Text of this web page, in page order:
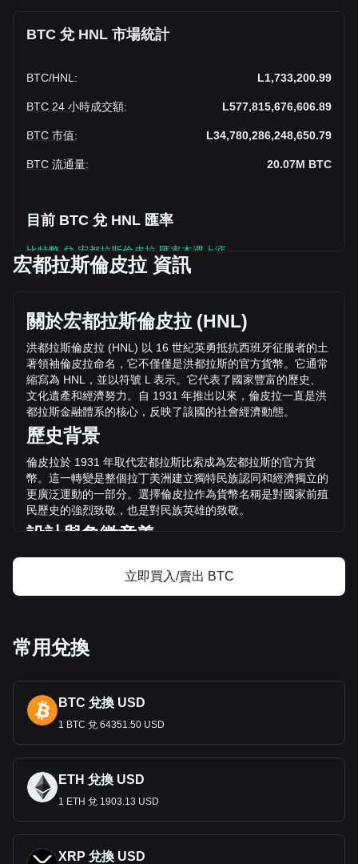
BTC 兌 HNL 市場統計
BTC/HNL : L1,733,200.99
BTC 24 小時成交額: L577,815,676,606.89
BTC 市值: L34,780,286,248,650.79
BTC 流通量: 20.07M BTC
目前 BTC 兌 HNL 匯率
比特幣 兌 宏都拉斯倫皮拉 匯率本週上漲。
比特幣 的目前價格是 L1,733,200.99 / BTC，總市值為
L34,780,286,248,650.79 HNL。 的交易量在過去24小時內下
跌了 比特幣%（L45,414,854,893.77 HNL），而同期
L532,400,821,713.11 的交易量為 +8.53 。
透過 Bitget 了解更多 比特幣 相關資訊
Bitcoin 價格
Bitcoin價格預測
什麼是 Bitcoin（BTC）？
比特幣 收益計算器
宏都拉斯倫皮拉 資訊
關於宏都拉斯倫皮拉 (HNL)
洪都拉斯倫皮拉 (HNL) 以 16 世紀英勇抵抗西班牙征服者的土
著領袖倫皮拉命名，它不僅僅是洪都拉斯的官方貨幣。它通常
縮寫為 HNL ，並以符號 L 表示。它代表了國家豐富的歷史、
文化遺產和經濟努力。自 1931 年推出以來，倫皮拉一直是洪
都拉斯金融體系的核心，反映了該國的社會經濟動態。
歷史背景
倫皮拉於 1931 年取代宏都拉斯比索成為宏都拉斯的官方貨
幣。這一轉變是整個拉丁美洲建立獨特民族認同和經濟獨立的
更廣泛運動的一部分。選擇倫皮拉作為貨幣名稱是對國家前殖
民歷史的強烈致敬，也是對民族英雄的致敬。
設計與象徵意義
洪都拉斯倫皮拉的設計體現了該國豐富的遺產。紙幣和硬幣上
印有宏都拉斯歷史上重要人物的圖像，包括前總統和民族英
經濟作用
投資。它的穩定性和價值對於經濟成長和宏都拉斯人民的福祉
至關重要。
貨幣政策與通貨膨脹
洪都拉斯中央銀行管理倫皮拉，實施貨幣政策以控制通貨
並維持貨幣穩定。這些政策對於創造有利的經濟環境、鼓勵投
資、促進永續成長至關重要。
國際貿易與倫皮拉
倫皮拉的價值在國際貿易中很重要，特別是對於宏都拉斯的主
立即買入/賣出 BTC
常用兌換
BTC 兌換 USD
1 BTC 兌 64351.50 USD
ETH 兌換 USD
1 ETH 兌 1903.13 USD
XRP 兌換 USD